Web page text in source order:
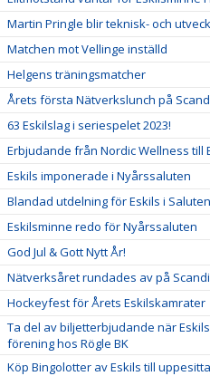
Martin Pringle blir teknisk- och
Matchen mot Vellinge inställd
Helgens träningsmatcher
Årets första Nätverkslunch på
63 Eskilslag i seriespelet 2023!
Erbjudande från Nordic Wellness till
Eskils imponerade i Nyårssaluten
Blandad utdelning för Eskils i Saluten
Eskilsminne redo för Nyårssaluten
God Jul & Gott Nytt År!
Nätverksåret rundades av på
Hockeyfest för Årets Eskilskamrater
Ta del av biljetterbjudande när
förening hos Rögle BK
Köp Bingolotter av Eskils till